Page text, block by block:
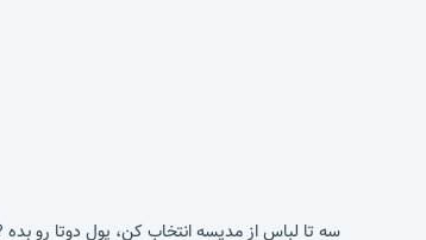
سه تا لباس از مدیسه انتخاب کن، پول دوتا رو بده